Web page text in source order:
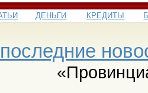
ДЕНЬГИ КРЕДИТЫ
последние